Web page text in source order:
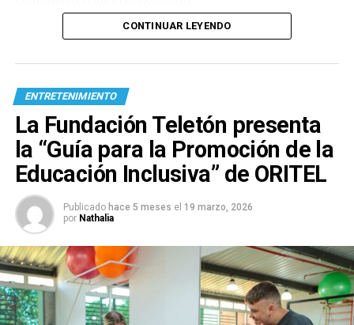
CONTINUAR LEYENDO
ENTRETENIMIENTO
La Fundación Teletón presenta
la “Guía para la Promoción de la
Educación Inclusiva” de ORITEL
Publicado hace 5 meses el 19 marzo, 2026
por Nathalia